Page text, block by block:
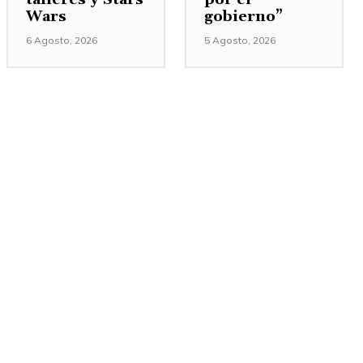
Wars
6 Agosto, 2026
gobierno”
5 Agosto, 2026